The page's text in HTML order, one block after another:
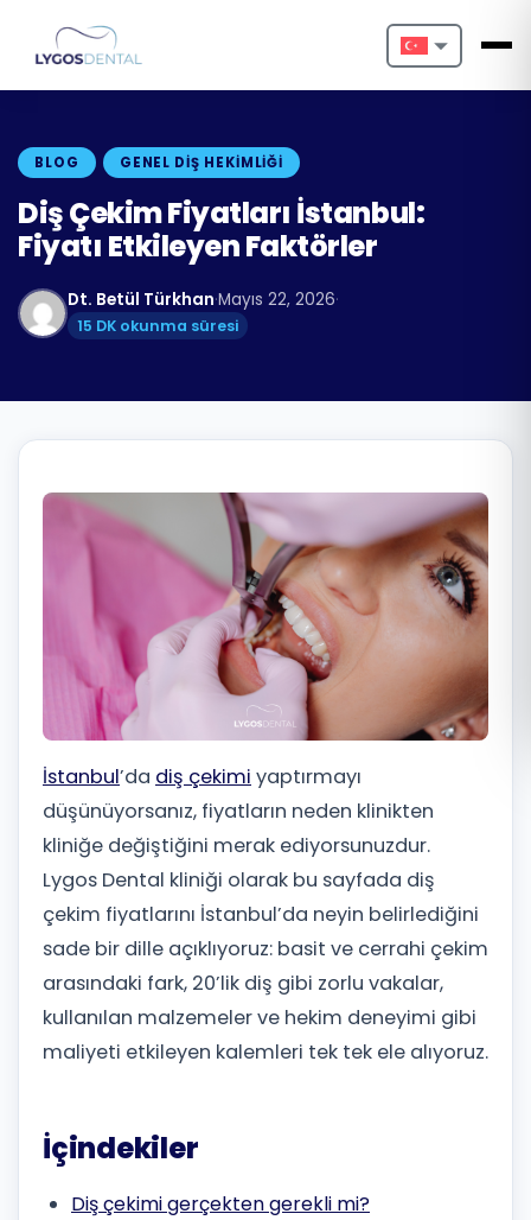
Nederlands
Français
Български
Română
Русский
BLOG GENEL DIŞ HEKIMLIĞI
Diş Çekim Fiyatları İstanbul:
Fiyatı Etkileyen Faktörler
Dt. Betül Türkhan·Mayıs 22, 2026·
15 DK okunma süresi
İstanbul’da diş çekimi yaptırmayı
düşünüyorsanız, fiyatların neden klinikten
kliniğe değiştiğini merak ediyorsunuzdur.
Lygos Dental kliniği olarak bu sayfada diş
çekim fiyatlarını İstanbul’da neyin belirlediğini
sade bir dille açıklıyoruz: basit ve cerrahi çekim
arasındaki fark, 20’lik diş gibi zorlu vakalar,
kullanılan malzemeler ve hekim deneyimi gibi
maliyeti etkileyen kalemleri tek tek ele alıyoruz.
İçindekiler
Diş çekimi gerçekten gerekli mi?